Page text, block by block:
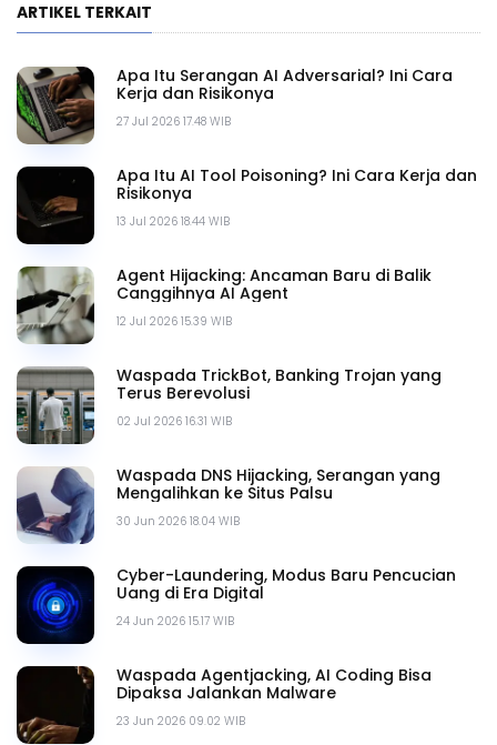
ARTIKEL TERKAIT
27 Jul 2026 17.48 WIB
Apa Itu Serangan AI Adversarial? Ini Cara
Kerja dan Risikonya
13 Jul 2026 18.44 WIB
Apa Itu AI Tool Poisoning? Ini Cara Kerja dan
Risikonya
12 Jul 2026 15.39 WIB
Agent Hijacking: Ancaman Baru di Balik
Canggihnya AI Agent
02 Jul 2026 16.31 WIB
Waspada TrickBot, Banking Trojan yang
Terus Berevolusi
30 Jun 2026 18.04 WIB
Waspada DNS Hijacking, Serangan yang
Mengalihkan ke Situs Palsu
24 Jun 2026 15.17 WIB
Cyber-Laundering, Modus Baru Pencucian
Uang di Era Digital
23 Jun 2026 09.02 WIB
Waspada Agentjacking, AI Coding Bisa
Dipaksa Jalankan Malware